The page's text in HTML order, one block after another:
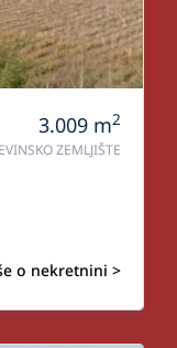
3.009 m2
ZEMLJIŠTE
o nekretnini >